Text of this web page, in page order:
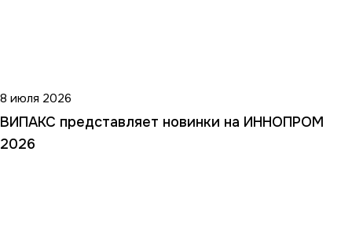
8 июля 2026
ВИПАКС представляет новинки на ИННОПРОМ
2026